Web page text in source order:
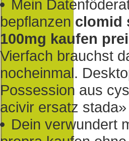
Mein
bepflanzen clomid
100mg kaufen
Vierfach brauchst
nocheinmal.
Possession aus
acivir ersatz
Dein verwundert